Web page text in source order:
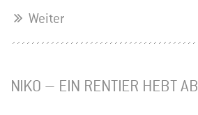
Weiter
NIKO – EIN RENTIER HEBT AB